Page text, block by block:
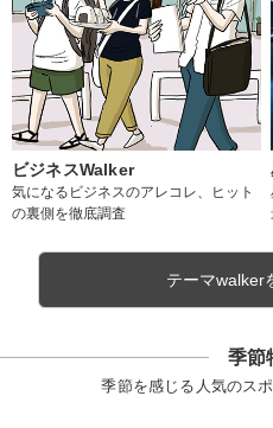
ビジネスWalker
気になるビジネスのアレコレ、ヒット
の裏側を徹底調査
テーマwalker
季節
季節を感じる人気のス